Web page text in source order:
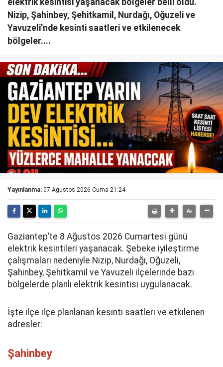
elektrik kesintisi yaşanacak bölgeler belli oldu.
Nizip, Şahinbey, Şehitkamil, Nurdağı, Oğuzeli ve
Yavuzeli’nde kesinti saatleri ve etkilenecek
bölgeler....
Yayınlanma: 07 Ağustos 2026 Cuma 21:24
Gaziantep’te 8 Ağustos 2026 Cumartesi günü
elektrik kesintileri yaşanacak. Şebeke iyileştirme
çalışmaları nedeniyle Nizip, Nurdağı, Oğuzeli,
Şahinbey, Şehitkamil ve Yavuzeli ilçelerinde bazı
bölgelerde planlı elektrik kesintisi uygulanacak.
İşte ilçe ilçe planlanan kesinti saatleri ve etkilenen
adresler:
Şahinbey